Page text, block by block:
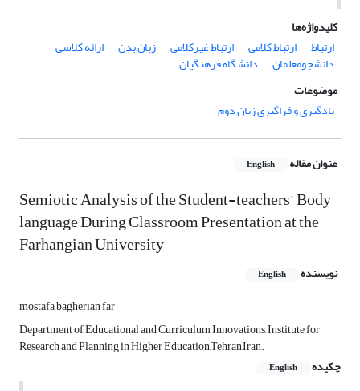
کلیدواژه‌ها
ارتباط
ارتباط کلامی ارتباط غیرکلامی زبان بدن ارائه کلاسی
دانشجومعلمان
دانشگاه فرهنگیان
موضوعات
یادگیری و فراگیری زبان دوم
عنوان مقاله English
Semiotic Analysis of the Student-teachers’ Body
language During Classroom Presentation at the
Farhangian University
نویسنده English
mostafa bagherian far
Department of Educational and Curriculum Innovations, Institute for
Research and Planning in Higher Education,Tehran,Iran.
چکیده
English